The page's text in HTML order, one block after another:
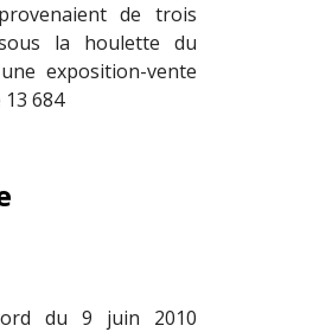
de trois
la houlette du
exposition-vente
684
du 9 juin 2010